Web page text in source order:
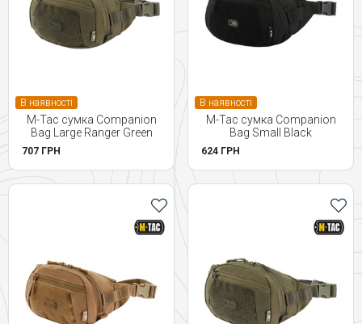
В наявності
M-Tac сумка Companion
Bag Large Ranger Green
707 ГРН
В наявності
M-Tac сумка Companion
Bag Small Black
624 ГРН